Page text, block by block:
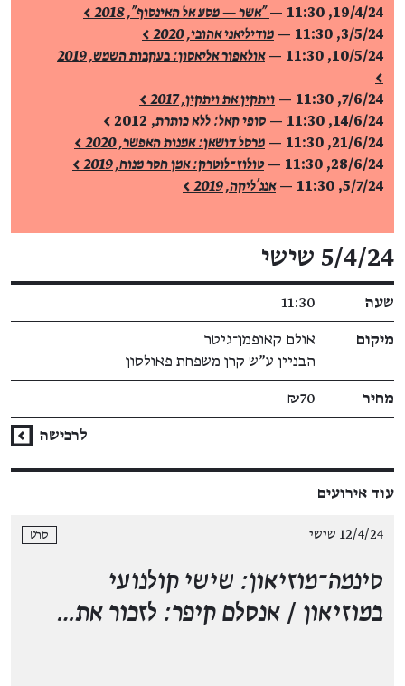
19/4/24, 11:30 —
"אשר — מסע אל האינסוף", 2018 >
3/5/24, 11:30
— מודיליאני אהובי, 2020 >
10/5/24, 11:30
—
אולאפור אליאסון: בעקבות השמש, 2019
>
7/6/24, 11:30
— ויתקין את ויתקין, 2017 >
14/6/24, 11:30
— סופי קאל: ללא כותרת, 2012
>
21/6/24, 11:30
— מרסל דושאן: אמנות האפשר, 2020 >
28/6/24, 11:30
— טולוז־לוטרק: אמן חסר מנוח, 2019 >
5/7/24, 11:30
— אנג'ליקה, 2019 >
5/4/24 שישי
שעה 11:30
מיקום
אולם קאופמן־גיטר
הבניין ע"ש קרן משפחת פאולסון
מחיר ₪70
לרכישה
עוד אירועים
12/4/24 שישי סרט
סינמה־מוזיאון: שישי קולנועי
במוזיאון / אנסלם קיפר: לזכור את…